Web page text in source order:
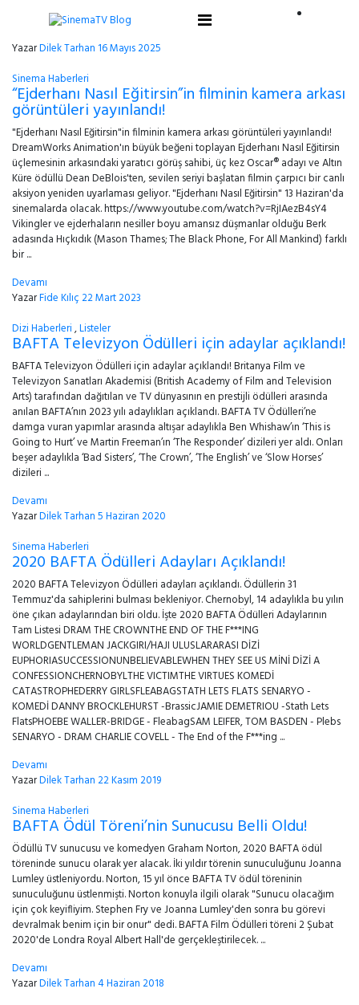
YazarDilek Tarhan 16 Mayıs 2025
Sinema Haberleri
“Ejderhanı Nasıl Eğitirsin”in filminin kamera arkası
görüntüleri yayınlandı!
"Ejderhanı Nasıl Eğitirsin"in filminin kamera arkası görüntüleri yayınlandı!
DreamWorks Animation'ın büyük beğeni toplayan Ejderhanı Nasıl Eğitirsin
üçlemesinin arkasındaki yaratıcı görüş sahibi, üç kez Oscar® adayı ve Altın
Küre ödüllü Dean DeBlois'ten, sevilen seriyi başlatan filmin çarpıcı bir canlı
aksiyon yeniden uyarlaması geliyor. "Ejderhanı Nasıl Eğitirsin" 13 Haziran'da
sinemalarda olacak. https://www.youtube.com/watch?v=RjIAezB4sY4
Vikingler ve ejderhaların nesiller boyu amansız düşmanlar olduğu Berk
adasında Hıçkıdık (Mason Thames; The Black Phone, For All Mankind) farklı
bir ...
Devamı
YazarFide Kılıç22 Mart 2023
Dizi Haberleri,Listeler
BAFTA Televizyon Ödülleri için adaylar açıklandı!
BAFTA Televizyon Ödülleri için adaylar açıklandı! Britanya Film ve
Televizyon Sanatları Akademisi (British Academy of Film and Television
Arts) tarafından dağıtılan ve TV dünyasının en prestijli ödülleri arasında
anılan BAFTA’nın 2023 yılı adaylıkları açıklandı. BAFTA TV Ödülleri’ne
damga vuran yapımlar arasında altışar adaylıkla Ben Whishaw’ın ‘This is
Going to Hurt’ ve Martin Freeman’ın ‘The Responder’ dizileri yer aldı. Onları
beşer adaylıkla ‘Bad Sisters’, ‘The Crown’, ‘The English’ ve ‘Slow Horses’
dizileri ...
Devamı
YazarDilek Tarhan5 Haziran 2020
Sinema Haberleri
2020 BAFTA Ödülleri Adayları Açıklandı!
2020 BAFTA Televizyon Ödülleri adayları açıklandı. Ödüllerin 31
Temmuz'da sahiplerini bulması bekleniyor. Chernobyl, 14 adaylıkla bu yılın
öne çıkan adaylarından biri oldu. İşte 2020 BAFTA Ödülleri Adaylarının
Tam Listesi DRAM THE CROWNTHE END OF THE F***ING
WORLDGENTLEMAN JACKGIRI/HAJI ULUSLARARASI DİZİ
EUPHORIASUCCESSIONUNBELIEVABLEWHEN THEY SEE US MİNİ DİZİ A
CONFESSIONCHERNOBYLTHE VICTIMTHE VIRTUES KOMEDİ
CATASTROPHEDERRY GIRLSFLEABAGSTATH LETS FLATS SENARYO -
KOMEDİ DANNY BROCKLEHURST -BrassicJAMIE DEMETRIOU -Stath Lets
FlatsPHOEBE WALLER-BRIDGE - FleabagSAM LEIFER, TOM BASDEN - Plebs
SENARYO - DRAM CHARLIE COVELL - The End of the F***ing ...
Devamı
YazarDilek Tarhan22 Kasım 2019
Sinema Haberleri
BAFTA Ödül Töreni’nin Sunucusu Belli Oldu!
Ödüllü TV sunucusu ve komedyen Graham Norton, 2020 BAFTA ödül
töreninde sunucu olarak yer alacak. İki yıldır törenin sunuculuğunu Joanna
Lumley üstleniyordu. Norton, 15 yıl önce BAFTA TV ödül töreninin
sunuculuğunu üstlenmişti. Norton konuyla ilgili olarak "Sunucu olacağım
için çok keyifliyim. Stephen Fry ve Joanna Lumley'den sonra bu görevi
devralmak benim için bir onur" dedi. BAFTA Film Ödülleri töreni 2 Şubat
2020'de Londra Royal Albert Hall'de gerçekleştirilecek. ...
Devamı
YazarDilek Tarhan4 Haziran 2018